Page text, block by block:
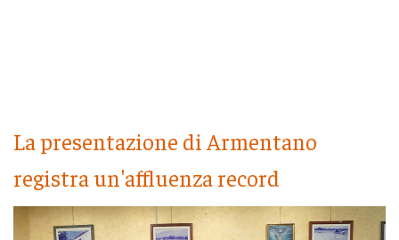
La presentazione di Armentano
registra un'affluenza record